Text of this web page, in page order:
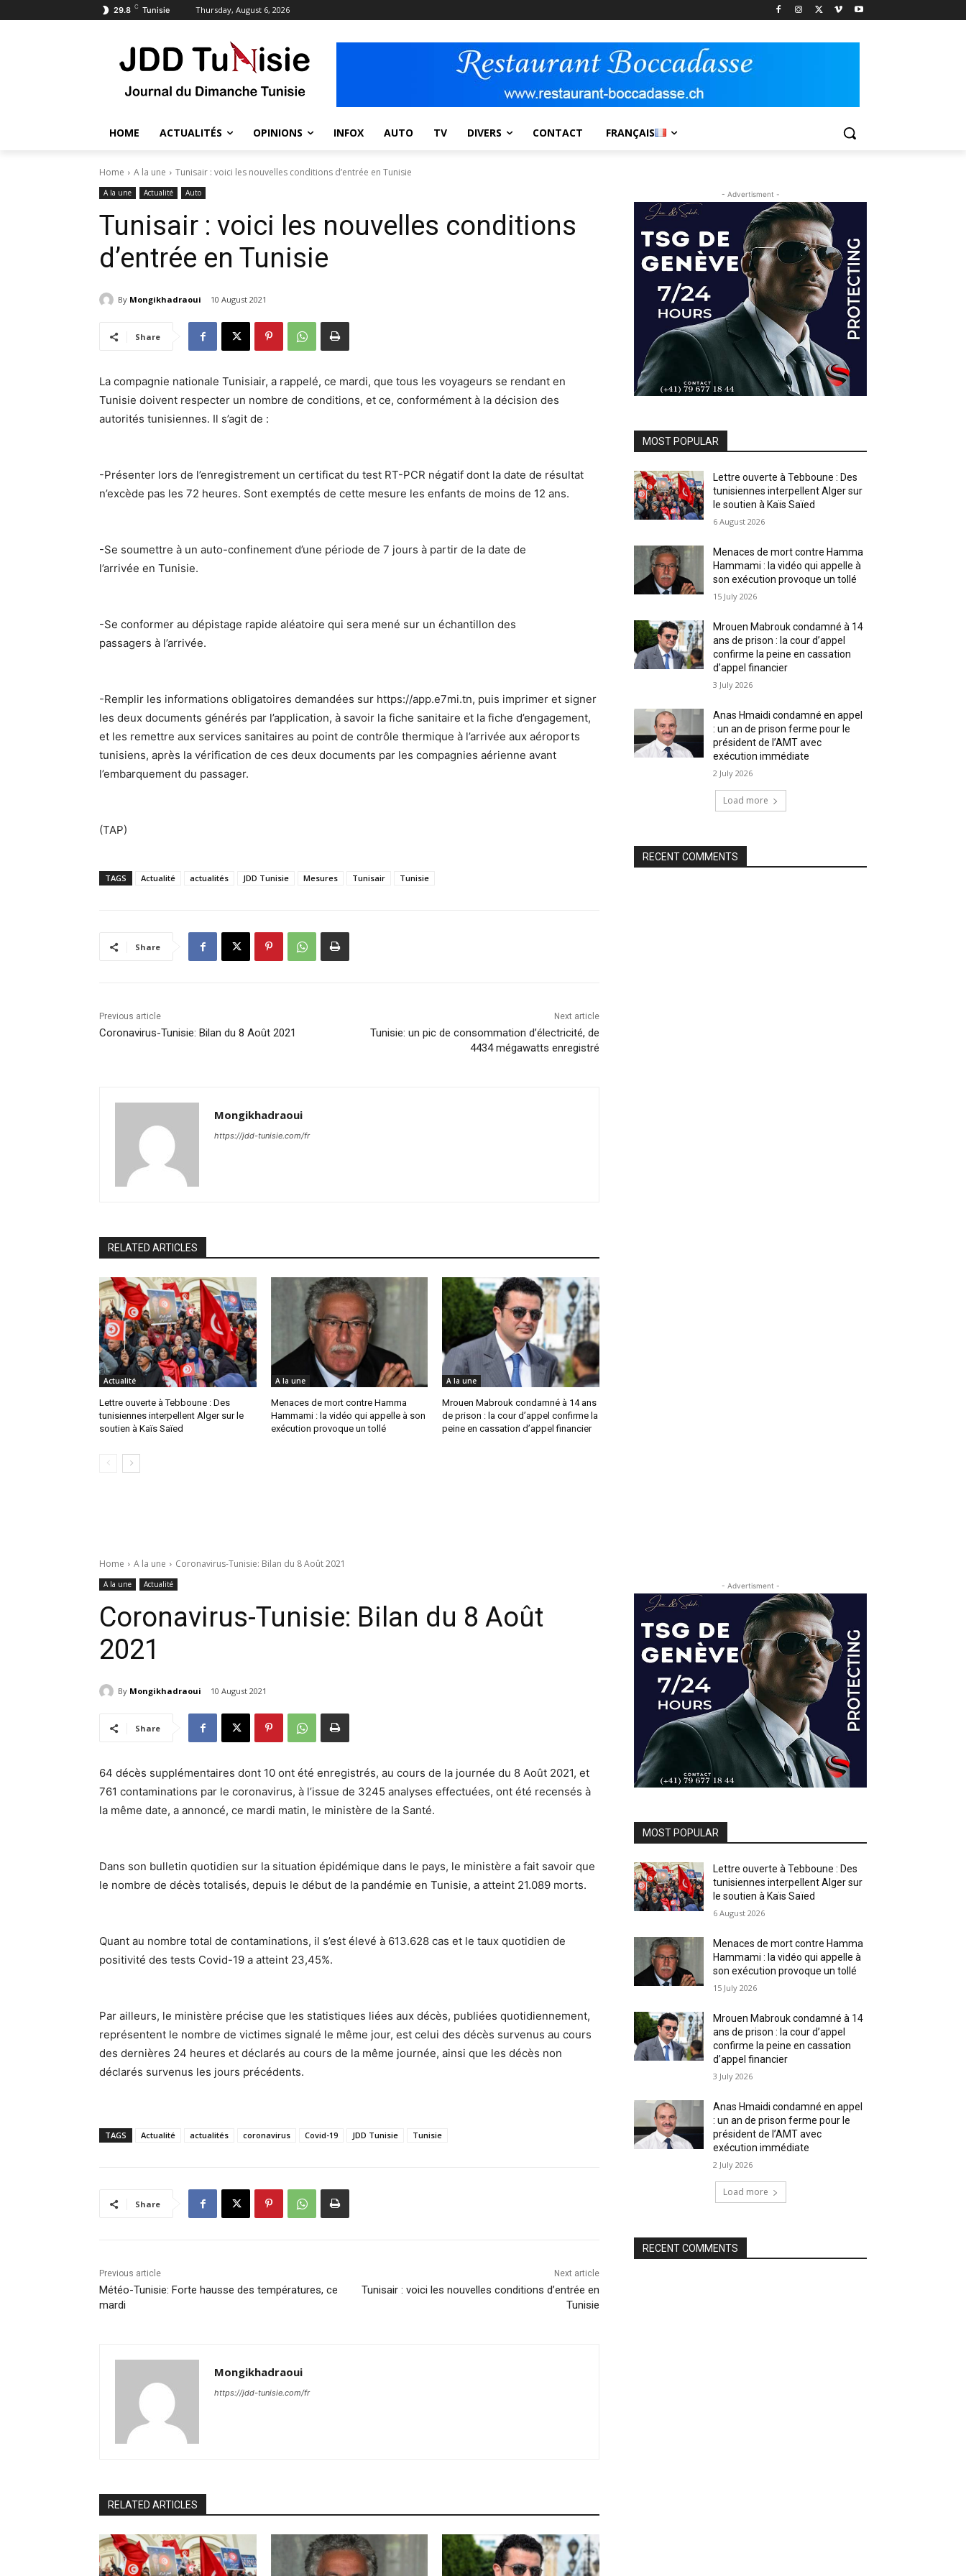
29.8 C Tunisie Thursday, August 6, 2026
HOME ACTUALITÉS OPINIONS INFOX AUTO TV DIVERS CONTACT FRANÇAIS
Home A la une Tunisair : voici les nouvelles conditions d’entrée en Tunisie
A la une Actualité Auto
Tunisair : voici les nouvelles conditions
d’entrée en Tunisie
By Mongikhadraoui 10 August 2021
Share
La compagnie nationale Tunisiair, a rappelé, ce mardi, que tous les voyageurs se rendant en
Tunisie doivent respecter un nombre de conditions, et ce, conformément à la décision des
autorités tunisiennes. Il s’agit de :
-Présenter lors de l’enregistrement un certificat du test RT-PCR négatif dont la date de résultat
n’excède pas les 72 heures. Sont exemptés de cette mesure les enfants de moins de 12 ans.
-Se soumettre à un auto-confinement d’une période de 7 jours à partir de la date de
l’arrivée en Tunisie.
-Se conformer au dépistage rapide aléatoire qui sera mené sur un échantillon des
passagers à l’arrivée.
-Remplir les informations obligatoires demandées sur https://app.e7mi.tn, puis imprimer et signer
les deux documents générés par l’application, à savoir la fiche sanitaire et la fiche d’engagement,
et les remettre aux services sanitaires au point de contrôle thermique à l’arrivée aux aéroports
tunisiens, après la vérification de ces deux documents par les compagnies aérienne avant
l’embarquement du passager.
(TAP)
TAGS Actualité actualités JDD Tunisie Mesures Tunisair Tunisie
Share
Previous article
Coronavirus-Tunisie: Bilan du 8 Août 2021
Next article
Tunisie: un pic de consommation d’électricité, de
4434 mégawatts enregistré
Mongikhadraoui
https://jdd-tunisie.com/fr
RELATED ARTICLES
Actualité
Lettre ouverte à Tebboune : Des
tunisiennes interpellent Alger sur le
soutien à Kaïs Saïed
A la une
Menaces de mort contre Hamma
Hammami : la vidéo qui appelle à son
exécution provoque un tollé
A la une
Mrouen Mabrouk condamné à 14 ans
de prison : la cour d’appel confirme la
peine en cassation d’appel financier
- Advertisment -
MOST POPULAR
Lettre ouverte à Tebboune : Des
tunisiennes interpellent Alger sur
le soutien à Kaïs Saïed
6 August 2026
Menaces de mort contre Hamma
Hammami : la vidéo qui appelle à
son exécution provoque un tollé
15 July 2026
Mrouen Mabrouk condamné à 14
ans de prison : la cour d’appel
confirme la peine en cassation
d’appel financier
3 July 2026
Anas Hmaidi condamné en appel
: un an de prison ferme pour le
président de l’AMT avec
exécution immédiate
2 July 2026
Load more
RECENT COMMENTS